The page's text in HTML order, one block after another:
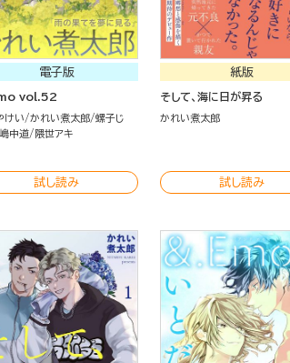
電子版
vol.52
けい かれい煮太郎 螺子じ
中道 隈世アキ
試し読み
紙版
そして、海に日が昇る
かれい煮太郎
試し読み